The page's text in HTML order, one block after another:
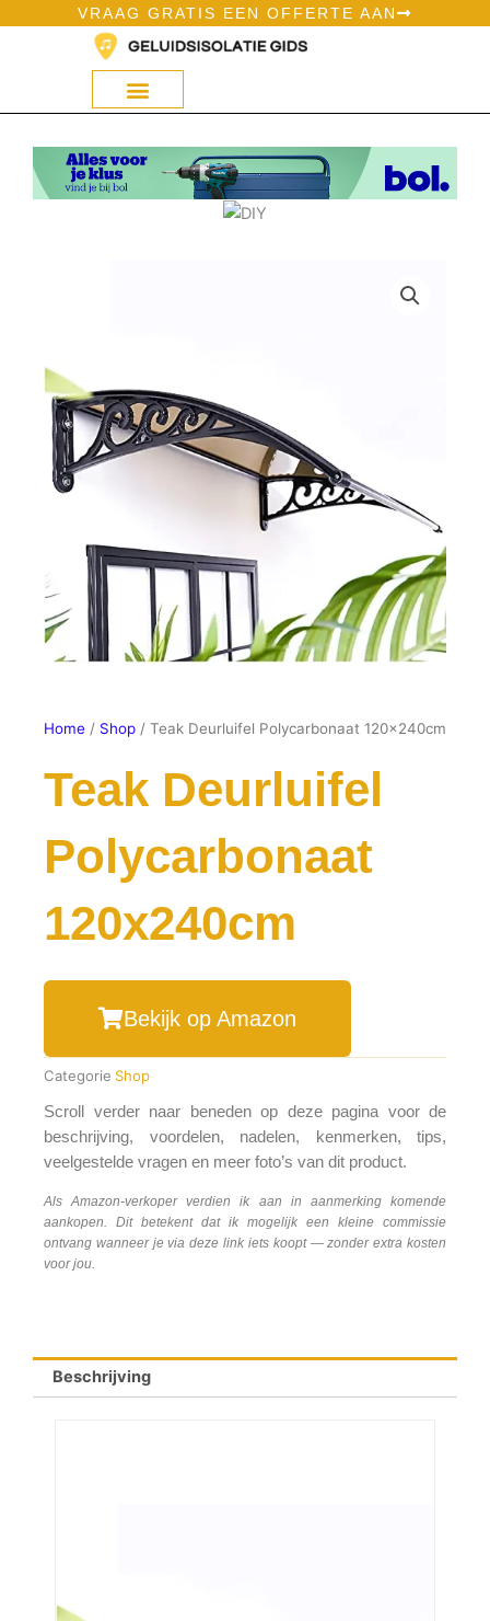
VRAAG GRATIS EEN OFFERTE AAN
Home / Shop / Teak Deurluifel Polycarbonaat 120x240cm
Teak Deurluifel
Polycarbonaat
120x240cm
Bekijk op Amazon
Categorie Shop
Scroll verder naar beneden op deze pagina voor de
beschrijving, voordelen, nadelen, kenmerken, tips,
veelgestelde vragen en meer foto’s van dit product.
Als Amazon-verkoper verdien ik aan in aanmerking komende
aankopen. Dit betekent dat ik mogelijk een kleine commissie
ontvang wanneer je via deze link iets koopt — zonder extra kosten
voor jou.
Beschrijving